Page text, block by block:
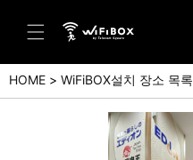
도움말/문의
고객 센터 (Japanese)
HOME WiFiBOX설치 장소 목록